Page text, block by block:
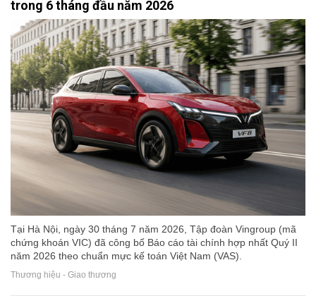
trong 6 tháng đầu năm 2026
Tại Hà Nội, ngày 30 tháng 7 năm 2026, Tập đoàn Vingroup (mã
chứng khoán VIC) đã công bố Báo cáo tài chính hợp nhất Quý II
năm 2026 theo chuẩn mực kế toán Việt Nam (VAS).
Thương hiệu - Giao thương